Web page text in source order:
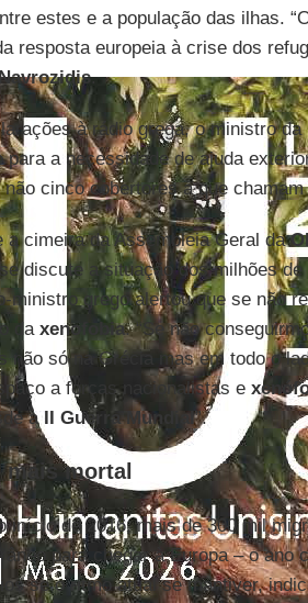
estes e a população das ilhas.
resposta europeia à crise dos
.
à rádio grega, o ministro
para a necessidade de ajuda
cinco cobertores a que chamam
a cimeira da Assembleia Geral da
discute a situação dos milhões
ministro grego alertou que se não
da xenofobia. “Se não
não só na Grécia mas em todo o
a forças nacionalistas e
a II Guerra Mundial”.
mais mortal
início de 2016, mais de 300 mil
para chegar à Europa – o ano
se o ritmo atual se mantiver,